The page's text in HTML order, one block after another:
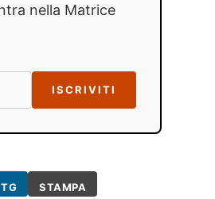
nella Matrice
ISCRIVITI
TG STAMPA